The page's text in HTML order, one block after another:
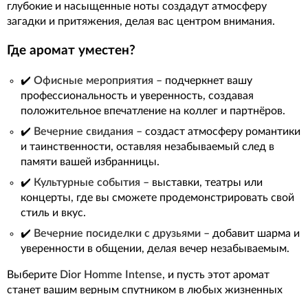
глубокие и насыщенные ноты создадут атмосферу
загадки и притяжения, делая вас центром внимания.
Где аромат уместен?
✔️ Офисные мероприятия – подчеркнет вашу
профессиональность и уверенность, создавая
положительное впечатление на коллег и партнёров.
✔️ Вечерние свидания – создаст атмосферу романтики
и таинственности, оставляя незабываемый след в
памяти вашей избранницы.
✔️ Культурные события – выставки, театры или
концерты, где вы сможете продемонстрировать свой
стиль и вкус.
✔️ Вечерние посиделки с друзьями – добавит шарма и
уверенности в общении, делая вечер незабываемым.
Выберите Dior Homme Intense, и пусть этот аромат
станет вашим верным спутником в любых жизненных